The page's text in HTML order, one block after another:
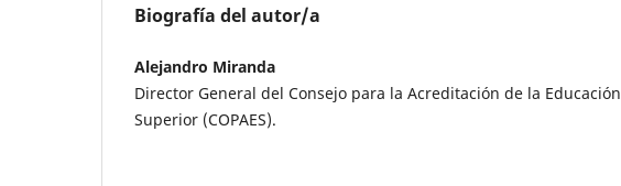
Biografía del autor/a
Alejandro Miranda
Director General del Consejo para la Acreditación de la Educación
Superior (COPAES).